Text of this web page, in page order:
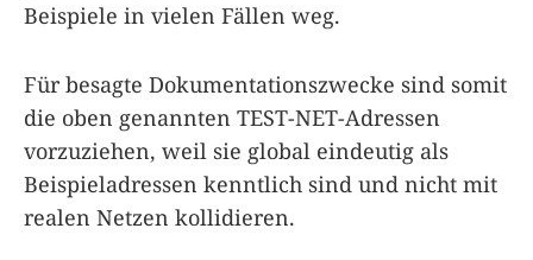
Beispiele in vielen Fällen weg.
Für besagte Dokumentationszwecke sind somit
die oben genannten TEST-NET-Adressen
vorzuziehen, weil sie global eindeutig als
Beispieladressen kenntlich sind und nicht mit
realen Netzen kollidieren.